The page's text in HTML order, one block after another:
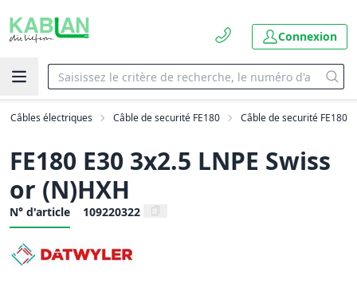
Connexion
Câbles électriques Câble de securité FE180 Câble de securité FE180
FE180 E30 3x2.5 LNPE Swiss
or (N)HXH
N° d'article 109220322